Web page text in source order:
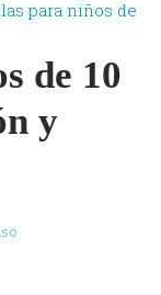
para niños de
de 10
y